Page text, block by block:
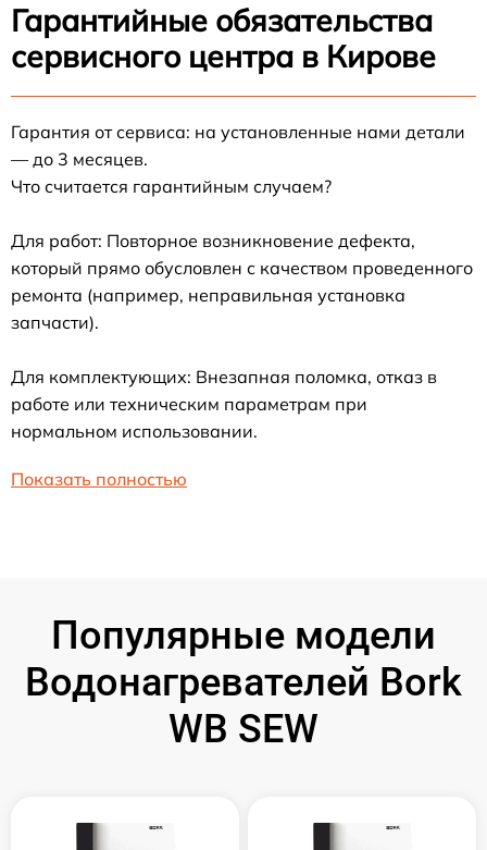
Гарантийные обязательства
сервисного центра в Кирове
Гарантия от сервиса: на установленные нами детали
— до 3 месяцев.
Что считается гарантийным случаем?
Для работ: Повторное возникновение дефекта,
который прямо обусловлен с качеством проведенного
ремонта (например, неправильная установка
запчасти).
Для комплектующих: Внезапная поломка, отказ в
работе или техническим параметрам при
нормальном использовании.
Показать полностью
Популярные модели
Водонагревателей Bork
WB SEW